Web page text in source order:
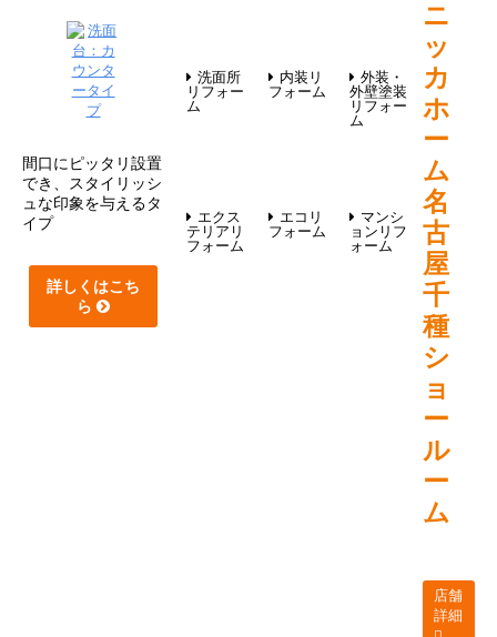
間口にピッタリ設置
でき、スタイリッシ
ュな印象を与えるタ
イプ
詳しくはこち
ら
洗面所
リフォー
ム
内装リ
フォーム
外装・
外壁塗装
リフォー
ム
エクス
テリアリ
フォーム
エコリ
フォーム
マンシ
ョンリフ
ォーム
ニ
ッ
カ
ホ
ー
ム
名
古
屋
千
種
シ
ョ
ー
ル
ー
ム
店舗
詳細